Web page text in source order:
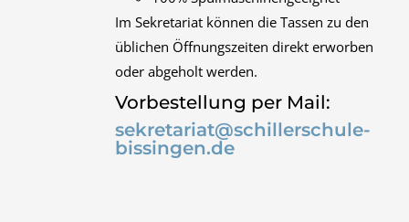
Im Sekretariat können die Tassen zu den
üblichen Öffnungszeiten direkt erworben
oder abgeholt werden.
Vorbestellung per Mail:
sekretariat@schillerschule-
bissingen.de